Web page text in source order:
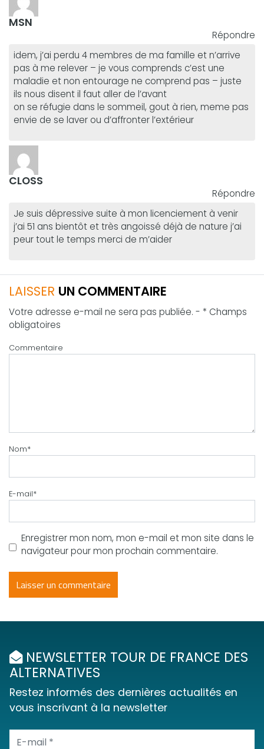
MSN
Répondre
idem, j’ai perdu 4 membres de ma famille et n’arrive
pas à me relever – je vous comprends c’est une
maladie et non entourage ne comprend pas – juste
ils nous disent il faut aller de l’avant
on se réfugie dans le sommeil, gout à rien, meme pas
envie de se laver ou d’affronter l’extérieur
CLOSS
Répondre
Je suis dépressive suite à mon licenciement à venir
j’ai 51 ans bientôt et très angoissé déjà de nature j’ai
peur tout le temps merci de m’aider
LAISSER UN COMMENTAIRE
Votre adresse e-mail ne sera pas publiée. - * Champs
obligatoires
Commentaire
Nom*
E-mail*
Enregistrer mon nom, mon e-mail et mon site dans le
navigateur pour mon prochain commentaire.
NEWSLETTER TOUR DE FRANCE DES
ALTERNATIVES
Restez informés des dernières actualités en
vous inscrivant à la newsletter